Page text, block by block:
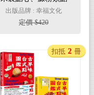
心，在地惜食智慧與手
工氣味，作夥呷點心！
出版品牌 : 幸福文化
定價 $420
扣抵 2 冊